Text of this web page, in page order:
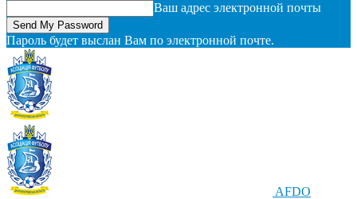
Ваш адрес электронной почты
Пароль будет выслан Вам по электронной почте.
AFDO